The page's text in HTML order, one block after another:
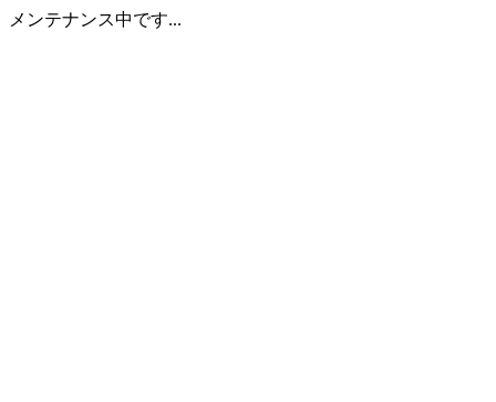
メンテナンス中です...